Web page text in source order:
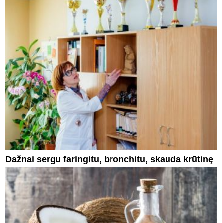
Dažnai sergu faringitu, bronchitu, skauda krūtinę